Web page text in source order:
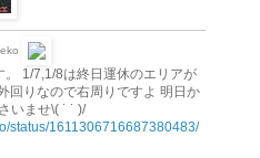
1/7,1/8は終日運休のエリアが
回りなので右周りですよ 明日か
いませ\( ˙ ˙ )/
status/1611306716687380483/